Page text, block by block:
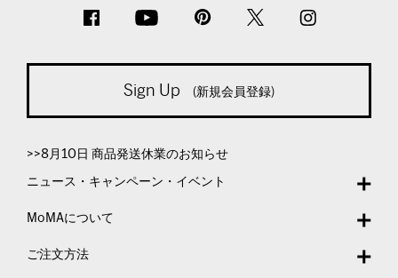
Sign Up (新規会員登録)
>>8月10日 商品発送休業のお知らせ
ニュース・キャンペーン・イベント
MoMAについて
ご注文方法